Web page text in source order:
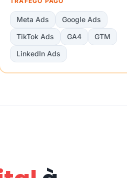
Meta Ads
Google Ads
TikTok Ads
GA4
GTM
LinkedIn Ads